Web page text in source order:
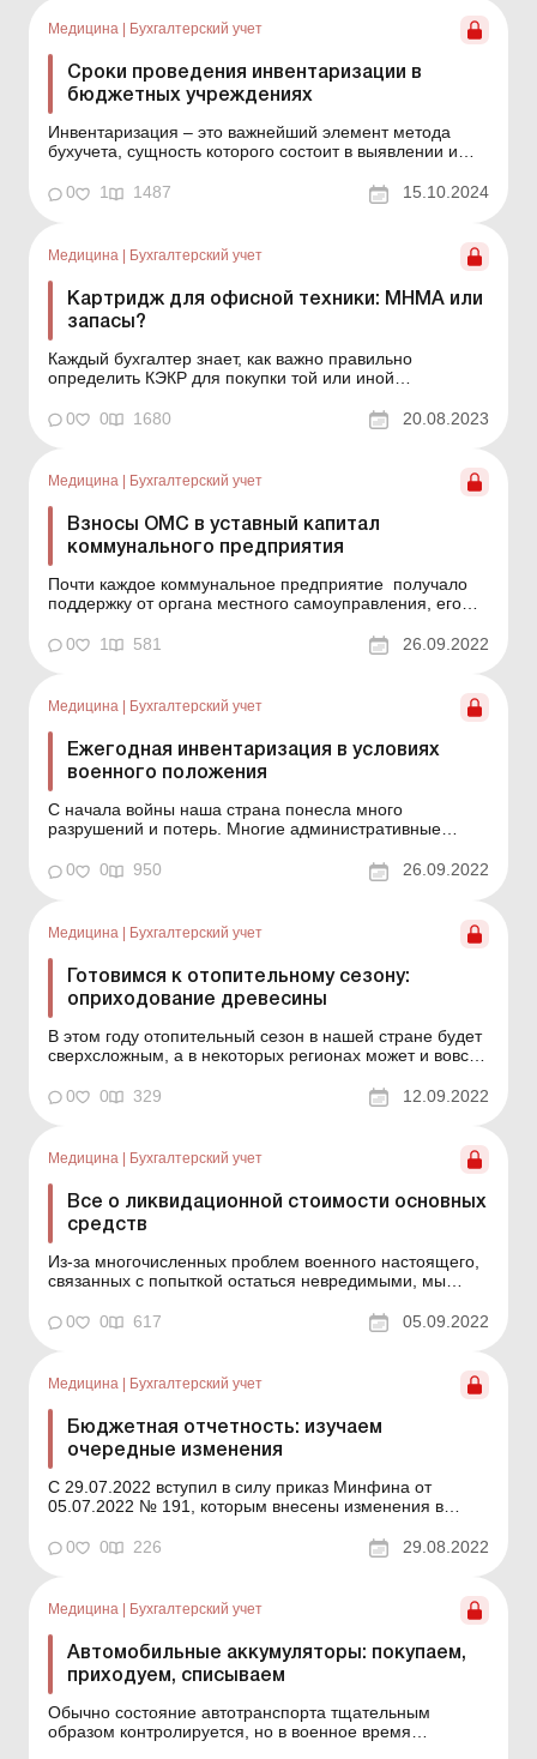
Медицина Бухгалтерский учет
Сроки проведения инвентаризации в
бюджетных учреждениях
Инвентаризация – это важнейший элемент метода
бухучета, сущность которого состоит в выявлении и
оценки активов и обязательств для обеспечения
достоверности показателей бухучета и финотчетности
рассмотрим...
0 1 1487 15.10.2024
Медицина | Бухгалтерский учет
Картридж для офисной техники: МНМА или
запасы?
Каждый бухгалтер знает, как важно правильно
определить КЭКР для покупки той или иной
Особенно когда речь идет о расходных материалах
для офисной техники, в частности картриджах и
КЭКР следует приоб...
0 0 1680 20.08.2023
Медицина Бухгалтерский учет
Взносы ОМС в уставный капитал
коммунального предприятия
Почти каждое коммунальное предприятие получало
поддержку от органа местного самоуправления, его
документами выделяется финансовая поддержка КП и
как отражается в бухучете, расскажем в консультации.
0 1 581 26.09.2022
Медицина Бухгалтерский учет
Ежегодная инвентаризация в условиях
военного положения
С начала войны наша страна понесла много
разрушений и потерь. Многие административные
или нуждаются в капитальном ремонте. И все это
время бухгалтеры, как и остальные украинцы,
текущий год будет сверхсложны...
0 0 950 26.09.2022
Медицина | Бухгалтерский учет
Готовимся к отопительному сезону:
оприходование древесины
В этом году отопительный сезон в нашей стране будет
сверхсложным, а в некоторых регионах может и вовсе
альтернативные системы отопления, не связанные с
использованием природного газа, уже сейчас могут
пот...
0 0 329 12.09.2022
Медицина | Бухгалтерский учет
Все о ликвидационной стоимости основных
средств
Из-за многочисленных проблем военного настоящего,
связанных с попыткой остаться невредимыми, мы
работе. Так что в этой консультации напомним, что
такое ликвидационная стоимость основных средств,
списывать...
0 0 617 05.09.2022
Медицина Бухгалтерский учет
Бюджетная отчетность: изучаем
очередные изменения
С 29.07.2022 вступил в силу приказ Минфина от
05.07.2022 № 191, которым внесены изменения в
распорядителями и получателями бюджетных средств,
отчетности фондами общеобязательного
страхования, утвержденный приказом Ми...
0 0 226 29.08.2022
Медицина Бухгалтерский учет
Автомобильные аккумуляторы: покупаем,
приходуем, списываем
Обычно состояние автотранспорта тщательным
образом контролируется, но в военное время